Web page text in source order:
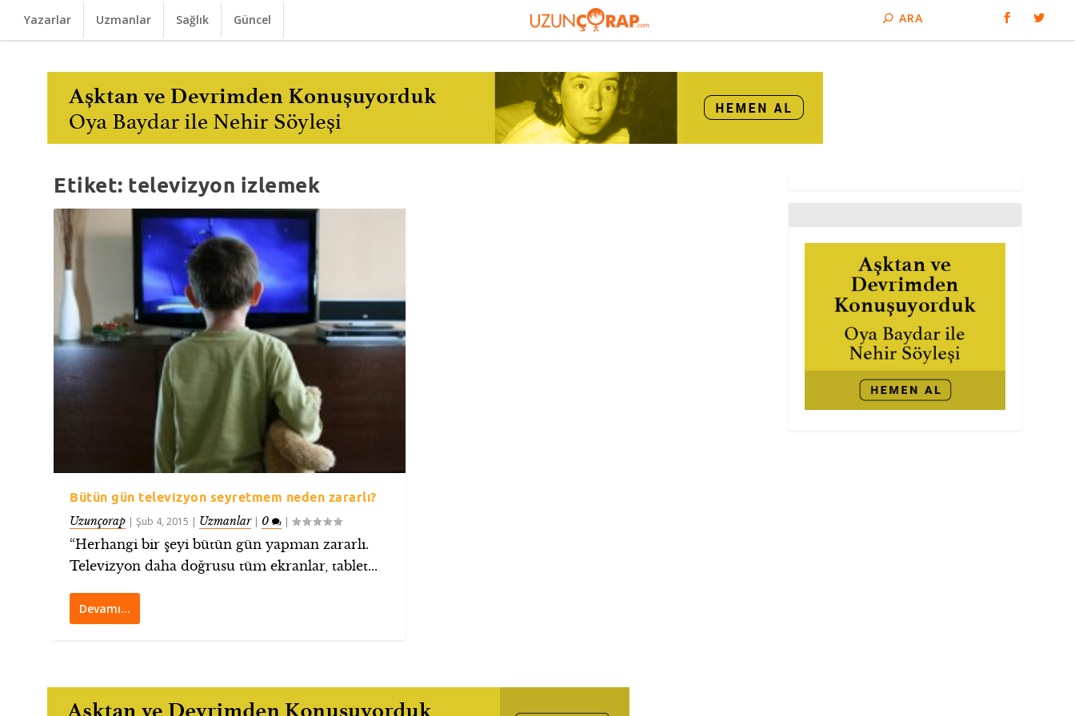
Yazarlar Uzmanlar Sağlık Güncel
Etiket: televizyon izlemek
Bütün gün televizyon seyretmem neden zararlı?
Uzunçorap |Şub 4, 2015 | Uzmanlar| 0 |
“Herhangi bir şeyi bütün gün yapman zararlı.
Televizyon daha doğrusu tüm ekranlar, tablet...
Devamı…